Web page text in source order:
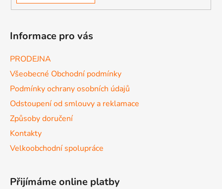
Informace pro vás
PRODEJNA
Všeobecné Obchodní podmínky
Podmínky ochrany osobních údajů
Odstoupení od smlouvy a reklamace
Způsoby doručení
Kontakty
Velkoobchodní spolupráce
Přijímáme online platby